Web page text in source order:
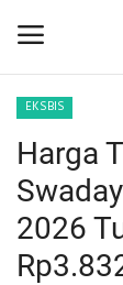
Home
NEWS
JAZIRAH RIAU
EKSBIS
Harga
2026